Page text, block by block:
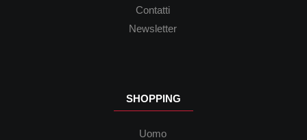
Contatti
Newsletter
SHOPPING
Uomo